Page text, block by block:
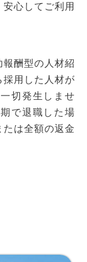
心してご利用
酬型の人材紹
用した人材が
切発生しませ
で退職した場
は全額の返金